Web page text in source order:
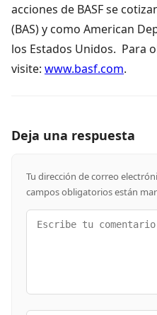
acciones de BASF se
(BAS) y como American
los Estados Unidos. Para
visite: www.basf.com.
Deja una respuesta
Tu dirección de correo
campos obligatorios están